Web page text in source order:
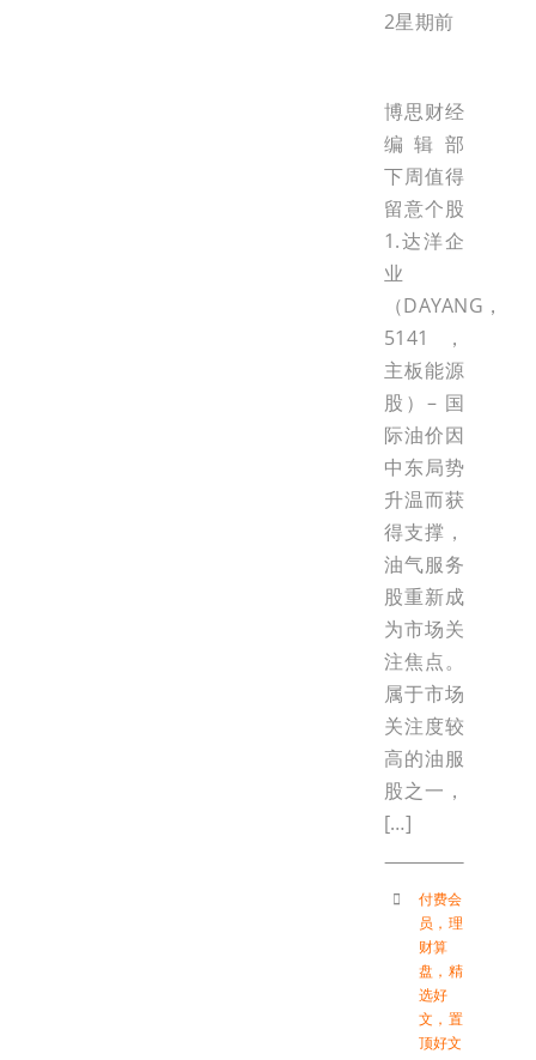
2星期前
博思财经
编辑部
下周值得
留意个股
1.达洋企
业
（DAYANG，
5141，
主板能源
股）– 国
际油价因
中东局势
升温而获
得支撑，
油气服务
股重新成
为市场关
注焦点。
属于市场
关注度较
高的油服
股之一，
[…]
付费会
员 ， 理
财算
盘 ， 精
选好
文 ， 置
顶好文